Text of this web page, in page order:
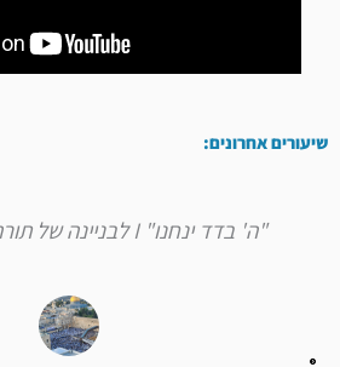
שיעורים אחרונים:
"ה' בדד ינחנו" I לבניינה של תורה – פרשת חוקת